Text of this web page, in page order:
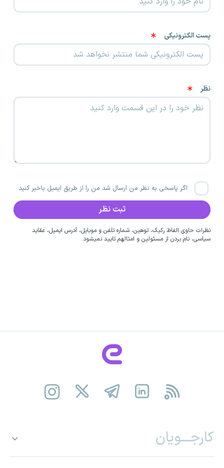
پست الکترونیکی
نظر
اگر پاسخی به نظر من ارسال شد من را از طریق ایمیل باخبر کنید
نظرات حاوی الفاظ رکیک، توهین، شماره تلفن و موبایل، آدرس ایمیل، عقاید
سیاسی، نام بردن از مسئولین و امثالهم تایید نمیشود.
کارجـــویان